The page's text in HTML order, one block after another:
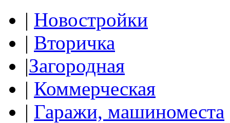
| Новостройки
| Вторичка
|Загородная
| Коммерческая
| Гаражи, машиноместа